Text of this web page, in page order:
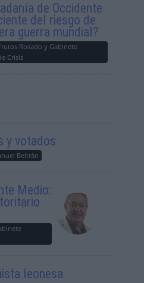
de Occidente
del riesgo de
guerra mundial?
Rosado y Gabinete
Crisis
y votados
Beltrán
Medio:
leonesa